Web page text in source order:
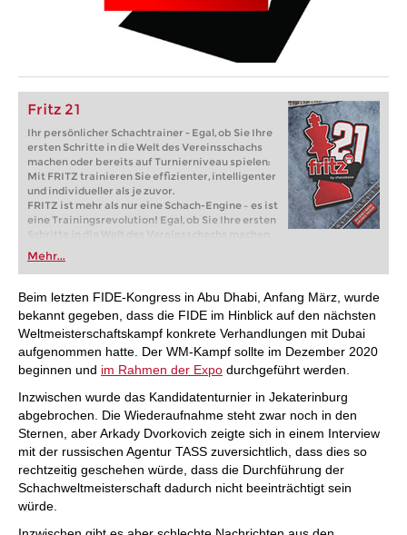
Fritz 21
Ihr persönlicher Schachtrainer - Egal, ob Sie Ihre
ersten Schritte in die Welt des Vereinsschachs
machen oder bereits auf Turnierniveau spielen:
Mit FRITZ trainieren Sie effizienter, intelligenter
und individueller als je zuvor.
FRITZ ist mehr als nur eine Schach-Engine – es ist
eine Trainingsrevolution! Egal, ob Sie Ihre ersten
Schritte in die Welt des Vereinsschachs machen
oder bereits auf Turnierniveau spielen: Mit
FRITZ trainieren Sie effizienter, intelligenter und
individueller als je zuvor.
Mehr...
Beim letzten FIDE-Kongress in Abu Dhabi, Anfang März, wurde
bekannt gegeben, dass die FIDE im Hinblick auf den nächsten
Weltmeisterschaftskampf konkrete Verhandlungen mit Dubai
aufgenommen hatte. Der WM-Kampf sollte im Dezember 2020
beginnen und im Rahmen der Expo durchgeführt werden.
Inzwischen wurde das Kandidatenturnier in Jekaterinburg
abgebrochen. Die Wiederaufnahme steht zwar noch in den
Sternen, aber Arkady Dvorkovich zeigte sich in einem Interview
mit der russischen Agentur TASS zuversichtlich, dass dies so
rechtzeitig geschehen würde, dass die Durchführung der
Schachweltmeisterschaft dadurch nicht beeinträchtigt sein
würde.